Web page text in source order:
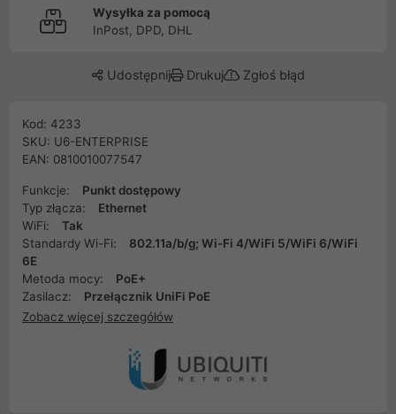
Wysyłka za pomocą
InPost, DPD, DHL
Udostępnij Drukuj Zgłoś błąd
Kod: 4233
SKU: U6-ENTERPRISE
EAN: 0810010077547
Funkcje:
Punkt dostępowy
Typ złącza:
Ethernet
WiFi:
Tak
Standardy Wi-Fi:
802.11a/b/g; Wi-Fi 4/WiFi 5/WiFi 6/WiFi
6E
Metoda mocy:
PoE+
Zasilacz:
Przełącznik UniFi PoE
Zobacz więcej szczegółów